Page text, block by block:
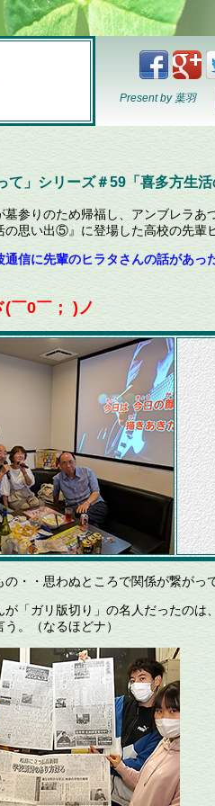
Present by 葉羽
て」シリーズ＃59 「 喜多方生
参りのため帰福し、アンブレラあ
の思い出⑤』に登場した高校の先輩
通信に先輩のヒラタさんの話があ
￣0￣； )ノ
・・思わぬところで関係が繋がっ
「ガリ版切り」の名人だったのは
。（なるほどナ）